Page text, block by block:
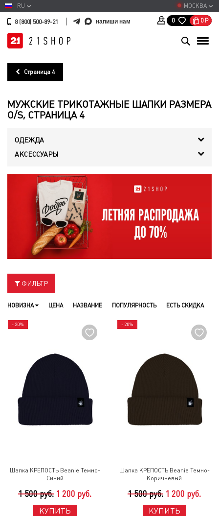
МОСКВА
RU
8 (800) 500-89-21 напиши нам 0 0 Р
Страница 4
МУЖСКИЕ ТРИКОТАЖНЫЕ ШАПКИ РАЗМЕРА
O/S, СТРАНИЦА 4
ОДЕЖДА
АКСЕССУАРЫ
ФИЛЬТР
НОВИЗНА ЦЕНА НАЗВАНИЕ ПОПУЛЯРНОСТЬ ЕСТЬ СКИДКА
- 20%
Шапка КРЕПОСТЬ Beanie Темно-
Синий
1 500 руб. 1 200 руб.
КУПИТЬ
- 20%
Шапка КРЕПОСТЬ Beanie Темно-
Коричневый
1 500 руб. 1 200 руб.
КУПИТЬ